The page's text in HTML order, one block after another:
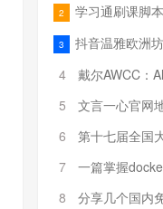
2 学习通刷课脚
3
抖音温雅欧洲坊的包是正品
4
戴尔AWCC：Alienware Command Center 故
5
文言一心官网
6
第十七届全国大学生智能汽
7
一篇掌握
8
分享几个国内免费的